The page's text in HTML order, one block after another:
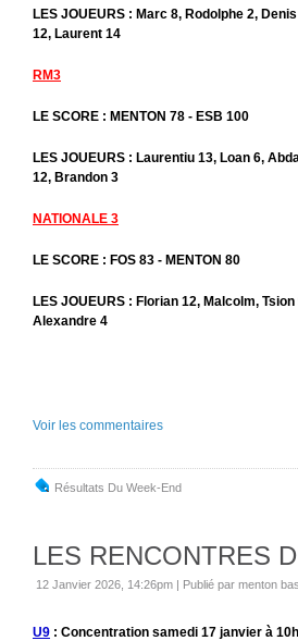
LES JOUEURS : Marc 8, Rodolphe 2,
12, Laurent 14
RM3
LE SCORE : MENTON 78 - ESB 100
LES JOUEURS : Laurentiu 13, Loan 6,
12, Brandon 3
NATIONALE 3
LE SCORE : FOS 83 - MENTON 80
LES JOUEURS : Florian 12, Malcolm,
Alexandre 4
Voir les commentaires
Résultats Du Week-End
LES RENCONTRES
12 Janvier 2026, 14:26pm | Publié par menton
U9 : Concentration samedi 17 janvier à